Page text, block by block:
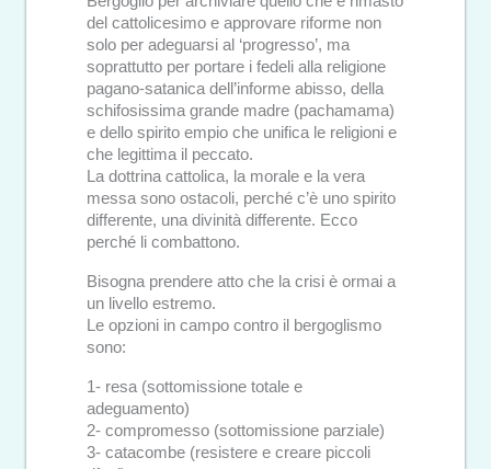
del cattolicesimo e approvare riforme non
solo per adeguarsi al ‘progresso’, ma
soprattutto per portare i fedeli alla religione
pagano-satanica dell’informe abisso, della
schifosissima grande madre (pachamama)
e dello spirito empio che unifica le religioni e
che legittima il peccato.
La dottrina cattolica, la morale e la vera
messa sono ostacoli, perché c’è uno spirito
differente, una divinità differente. Ecco
perché li combattono.
Bisogna prendere atto che la crisi è ormai a
un livello estremo.
Le opzioni in campo contro il bergoglismo
sono:
1- resa (sottomissione totale e
adeguamento)
2- compromesso (sottomissione parziale)
3- catacombe (resistere e creare piccoli